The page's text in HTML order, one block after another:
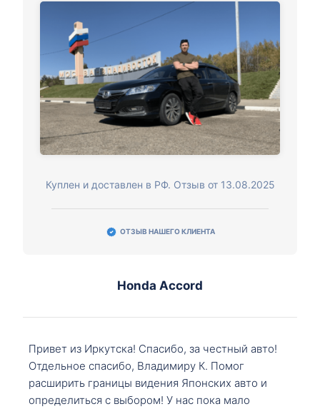
Куплен и доставлен в РФ. Отзыв от 13.08.2025
ОТЗЫВ НАШЕГО КЛИЕНТА
Honda Accord
Привет из Иркутска! Спасибо, за честный авто!
Отдельное спасибо, Владимиру К. Помог
расширить границы видения Японских авто и
определиться с выбором! У нас пока мало